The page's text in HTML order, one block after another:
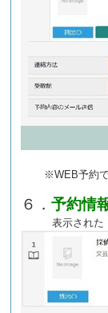
※WEB予約で
６．予約情
表示された